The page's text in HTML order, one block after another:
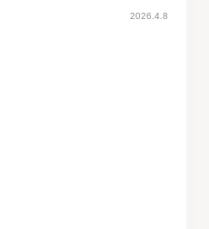
2026.4.8